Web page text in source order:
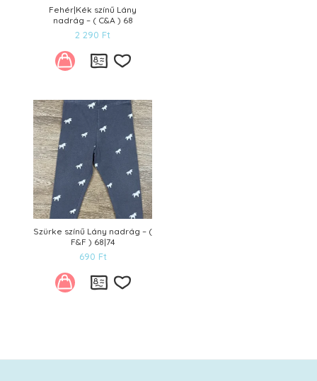
Fehér|Kék színű Lány
nadrág – ( C&A ) 68
2 290 Ft
Kívánságlistára
Szürke színű Lány nadrág – (
F&F ) 68|74
690 Ft